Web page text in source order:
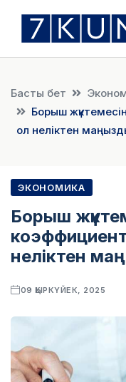
Басты бет
Борыш
ол неліктен
ЭКОНОМИКА
Борыш
неліктен
09 ҚЫРКҮЙЕК, 2025